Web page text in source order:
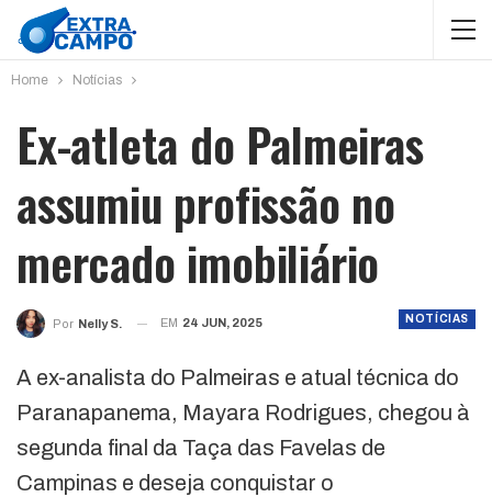
Home Notícias
Ex-atleta do Palmeiras
assumiu profissão no
mercado imobiliário
NOTÍCIAS
Por Nelly S. EM 24 JUN, 2025
A ex-analista do Palmeiras e atual técnica do
Paranapanema, Mayara Rodrigues, chegou à
segunda final da Taça das Favelas de
Campinas e deseja conquistar o